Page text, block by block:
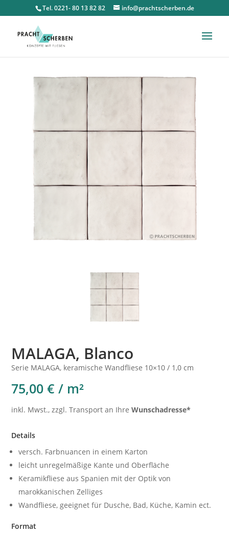
Tel. 0221- 80 13 82 82 info@prachtscherben.de
MALAGA, Blanco
Serie MALAGA, keramische Wandfliese 10×10 / 1,0 cm
75,00 € / m²
inkl. Mwst., zzgl. Transport an IhreWunschadresse*
Details
versch. Farbnuancen in einem Karton
leicht unregelmäßige Kante und Oberfläche
Keramikfliese aus Spanien mit der Optik von
marokkanischen Zelliges
Wandfliese, geeignet für Dusche, Bad, Küche, Kamin ect.
Format